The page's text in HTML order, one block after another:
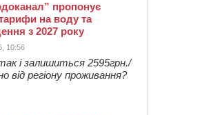
пропонує
на воду та
з 2027 року
10:56
і залишиться 2595грн./
від регіону проживання?